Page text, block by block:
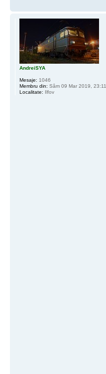
AndreiSYA
Mesaje: 1046
Membru din: Sâm 09 Mar 2019, 23:11
Localitate: Ilfov